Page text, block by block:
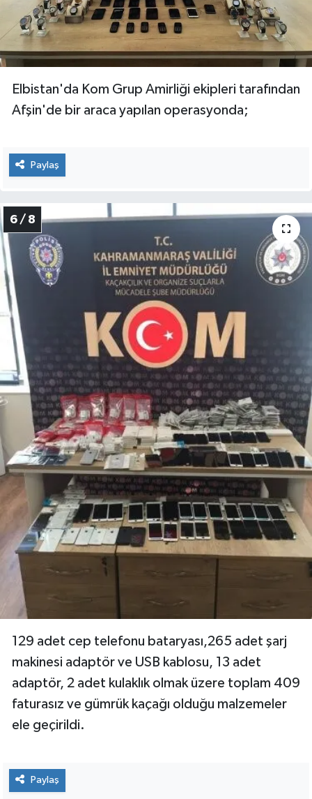
Elbistan'da Kom Grup Amirliği ekipleri tarafından
Afşin'de bir araca yapılan operasyonda;
Paylaş
6 / 8
129 adet cep telefonu bataryası,265 adet şarj
makinesi adaptör ve USB kablosu, 13 adet
adaptör, 2 adet kulaklık olmak üzere toplam 409
faturasız ve gümrük kaçağı olduğu malzemeler
ele geçirildi.
Paylaş